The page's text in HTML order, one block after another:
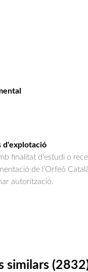
d'explotació
finalitat d'estudi o
de l’Orfeó
autorització.
similars